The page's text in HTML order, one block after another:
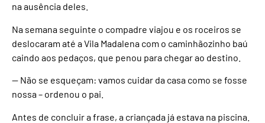
na ausência deles.
Na semana seguinte o compadre viajou e os roceiros se
deslocaram até a Vila Madalena com o caminhãozinho baú
caindo aos pedaços, que penou para chegar ao destino.
— Não se esqueçam: vamos cuidar da casa como se fosse
nossa – ordenou o pai.
Antes de concluir a frase, a criançada já estava na piscina.